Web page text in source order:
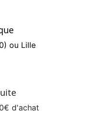
ou Lille
d'achat